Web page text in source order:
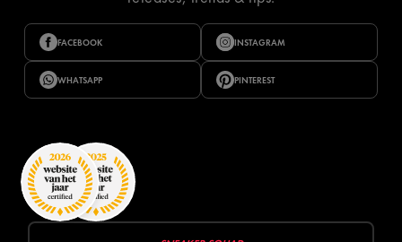
FACEBOOK INSTAGRAM
WHATSAPP PINTEREST